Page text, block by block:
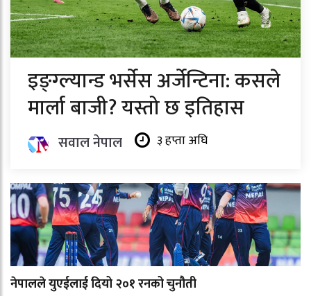
इङ्ग्ल्यान्ड भर्सेस अर्जेन्टिना: कसले
मार्ला बाजी? यस्तो छ इतिहास
सवाल नेपाल ३ हप्ता अघि
नेपालले युएईलाई दियो २०१ रनको चुनौती